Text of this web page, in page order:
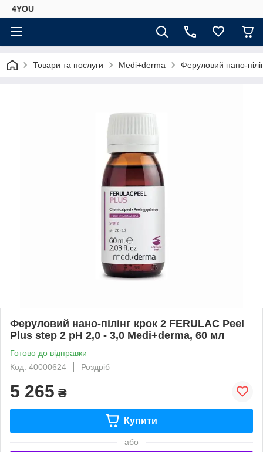
4YOU
Товари та послуги Medi+derma Феруловий нано-
Феруловий нано-пілінг крок 2 FERULAC Peel
Plus step 2 рН 2,0 - 3,0 Medi+derma, 60 мл
Готово до відправки
Код: 40000624
Роздріб
5 265 ₴
Купити
або